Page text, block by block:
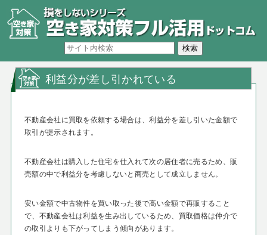
利益分が差し引かれている
不動産会社に買取を依頼する場合は、利益分を差し引いた金額で
取引が提示されます。
不動産会社は購入した住宅を仕入れて次の居住者に売るため、販
売額の中で利益分を考慮しないと商売として成立しません。
安い金額で中古物件を買い取った後で高い金額で再販すること
で、不動産会社は利益を生み出しているため、買取価格は仲介で
の取引よりも下がってしまう傾向があります。